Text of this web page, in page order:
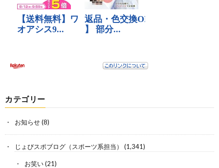
カテゴリー
お知らせ(8)
じょびスポブログ（スポーツ系担当） (1,341)
お笑い(21)